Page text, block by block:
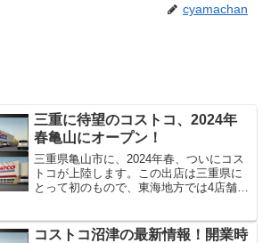
cyamachan
三重に待望のコストコ、2024年
春亀山にオープン！
三重県亀山市に、2024年春、ついにコス
トコが上陸します。この出店は三重県に
とって初のもので、東海地方では4店舗目
ンは、三重県亀山市太岡寺町の東名阪自
コストコ沼津の最新情報！開業時